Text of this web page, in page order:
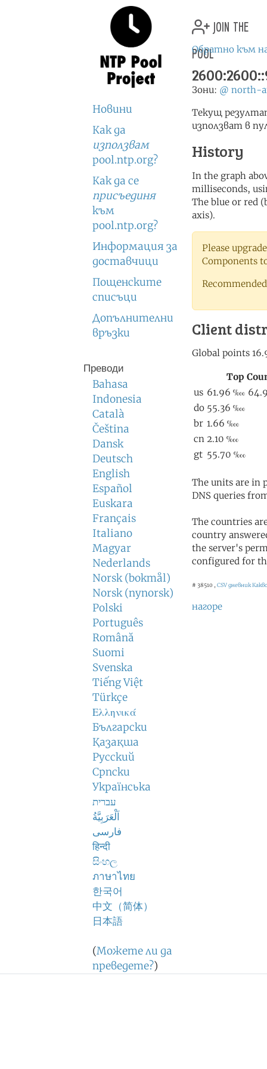
Новини
Как да
използвам
pool.ntp.org?
Как да се
присъединя
към
pool.ntp.org?
Информация за
доставчици
Пощенските
списъци
Допълнителни
връзки
Преводи
Bahasa
Indonesia
Català
Čeština
Dansk
Deutsch
English
Español
Euskara
Français
Italiano
Magyar
Nederlands
Norsk (bokmål)
Norsk (nynorsk)
Polski
Português
Română
Suomi
Svenska
Tiếng Việt
Türkçe
Ελληνικά
Български
Қазақша
Русский
Српски
Українська
עברית
اَلْعَرَبِيَّةُ
فارسی
हिन्दी
සිංහල
ภาษาไทย
한국어
中文（简体）
日本語
(Можете ли да
преведете?)
join the
pool
Обратно към
Зони: @ north-
Текущ
използват в
History
In the graph
milliseconds,
The blue or red
axis).
Please
Components
Client
The units are in
DNS queries
The countries
country
the server's
configured for
# 38510 , CSV дневник
нагоре